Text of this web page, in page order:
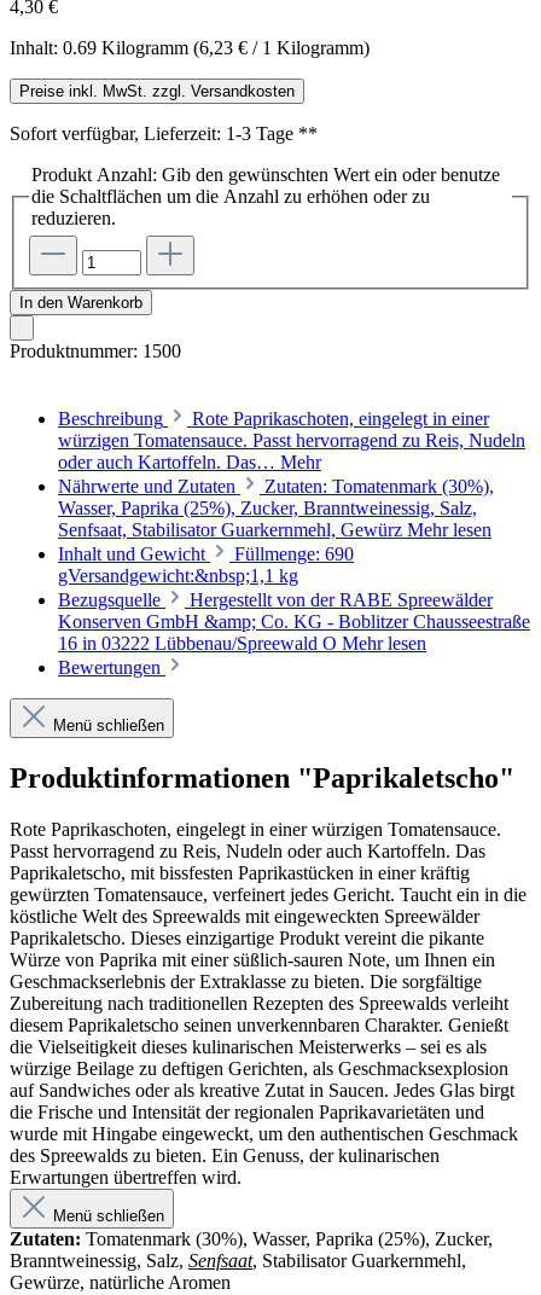
4,30 €
Inhalt: 0.69 Kilogramm (6,23 € / 1 Kilogramm)
Preise inkl. MwSt. zzgl. Versandkosten
Sofort verfügbar, Lieferzeit: 1-3 Tage **
Produkt Anzahl: Gib den gewünschten Wert ein oder benutze
die Schaltflächen um die Anzahl zu erhöhen oder zu
reduzieren.
In den Warenkorb
Produktnummer: 1500
Beschreibung
Rote Paprikaschoten, eingelegt in einer
würzigen Tomatensauce. Passt hervorragend zu Reis, Nudeln
oder auch Kartoffeln. Das… Mehr
Nährwerte und Zutaten
Zutaten: Tomatenmark (30%),
Wasser, Paprika (25%), Zucker, Branntweinessig, Salz,
Senfsaat, Stabilisator Guarkernmehl, Gewürz Mehr lesen
Inhalt und Gewicht
Füllmenge: 690
gVersandgewicht:&nbsp;1,1 kg
Bezugsquelle
Hergestellt von der RABE Spreewälder
Konserven GmbH &amp; Co. KG - Boblitzer Chausseestraße
16 in 03222 Lübbenau/Spreewald O Mehr lesen
Bewertungen
Menü schließen
Produktinformationen "Paprikaletscho"
Rote Paprikaschoten, eingelegt in einer würzigen Tomatensauce.
Passt hervorragend zu Reis, Nudeln oder auch Kartoffeln. Das
Paprikaletscho, mit bissfesten Paprikastücken in einer kräftig
gewürzten Tomatensauce, verfeinert jedes Gericht. Taucht ein in die
köstliche Welt des Spreewalds mit eingeweckten Spreewälder
Paprikaletscho. Dieses einzigartige Produkt vereint die pikante
Würze von Paprika mit einer süßlich-sauren Note, um Ihnen ein
Geschmackserlebnis der Extraklasse zu bieten. Die sorgfältige
Zubereitung nach traditionellen Rezepten des Spreewalds verleiht
diesem Paprikaletscho seinen unverkennbaren Charakter. Genießt
die Vielseitigkeit dieses kulinarischen Meisterwerks – sei es als
würzige Beilage zu deftigen Gerichten, als Geschmacksexplosion
auf Sandwiches oder als kreative Zutat in Saucen. Jedes Glas birgt
die Frische und Intensität der regionalen Paprikavarietäten und
wurde mit Hingabe eingeweckt, um den authentischen Geschmack
des Spreewalds zu bieten. Ein Genuss, der kulinarischen
Erwartungen übertreffen wird.
Menü schließen
Zutaten: Tomatenmark (30%), Wasser, Paprika (25%), Zucker,
Branntweinessig, Salz, Senfsaat, Stabilisator Guarkernmehl,
Gewürze, natürliche Aromen